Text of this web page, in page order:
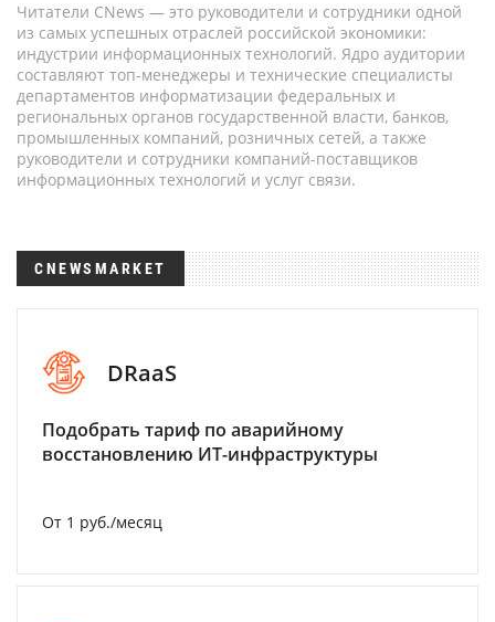
Читатели CNews — это руководители и сотрудники одной
из самых успешных отраслей российской экономики:
индустрии информационных технологий. Ядро аудитории
составляют топ-менеджеры и технические специалисты
департаментов информатизации федеральных и
региональных органов государственной власти, банков,
промышленных компаний, розничных сетей, а также
руководители и сотрудники компаний-поставщиков
информационных технологий и услуг связи.
CNEWSMARKET
DRaaS
Подобрать тариф по аварийному
восстановлению ИТ-инфраструктуры
От 1 руб./месяц